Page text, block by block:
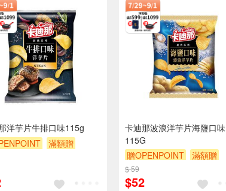
洋芋片牛排口味115g
滿額贈
卡迪那波浪洋芋片海鹽口味
115G
贈OPENPOINT
滿額贈
贈$200
$ 59
$52